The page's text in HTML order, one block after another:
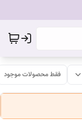
فقط محصولات موجود